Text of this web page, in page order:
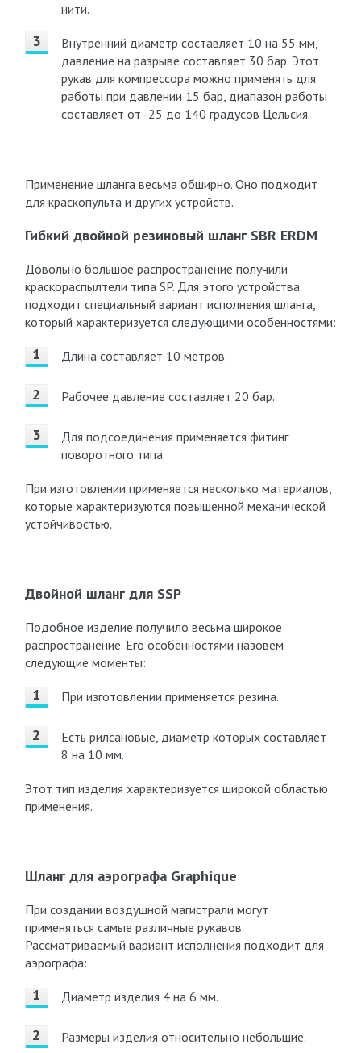
нити.
Внутренний диаметр составляет 10 на 55 мм,
давление на разрыве составляет 30 бар. Этот
рукав для компрессора можно применять для
работы при давлении 15 бар, диапазон работы
составляет от -25 до 140 градусов Цельсия.
Применение шланга весьма обширно. Оно подходит
для краскопульта и других устройств.
Гибкий двойной резиновый шланг SBR ERDM
Довольно большое распространение получили
краскораспылтели типа SP. Для этого устройства
подходит специальный вариант исполнения шланга,
который характеризуется следующими особенностями:
Длина составляет 10 метров.
Рабочее давление составляет 20 бар.
Для подсоединения применяется фитинг
поворотного типа.
При изготовлении применяется несколько материалов,
которые характеризуются повышенной механической
устойчивостью.
Двойной шланг для SSP
Подобное изделие получило весьма широкое
распространение. Его особенностями назовем
следующие моменты:
При изготовлении применяется резина.
Есть рилсановые, диаметр которых составляет
8 на 10 мм.
Этот тип изделия характеризуется широкой областью
применения.
Шланг для аэрографа Graphique
При создании воздушной магистрали могут
применяться самые различные рукавов.
Рассматриваемый вариант исполнения подходит для
аэрографа:
Диаметр изделия 4 на 6 мм.
Размеры изделия относительно небольшие.